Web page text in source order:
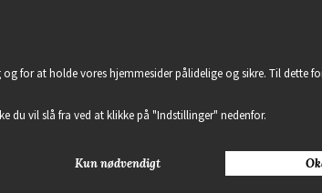
2021 Delightful Hair
for at holde vores hjemmesider pålidelige og sikre. Til dette
du vil slå fra ved at klikke på "Indstillinger" nedenfor.
Kun nødvendigt